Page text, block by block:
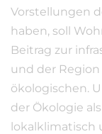
Vorstellungen
haben, soll
Beitrag zur
und der
ökologischen.
der Ökologie
lokalklimatisch